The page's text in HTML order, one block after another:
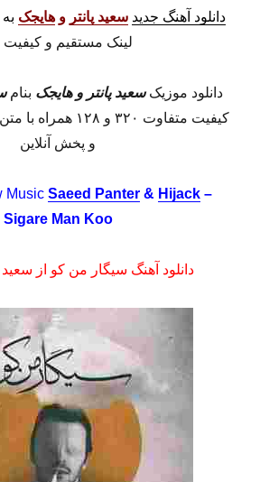
دانلود آهنگ جدید سعید پانتر و هایجک
لینک مستقیم و کیفیت
دانلود موزیکسعید پانتر و هایجک بنام
کیفیت متفاوت ۳۲۰ و ۱۲۸ همراه با متن آهنگ
و پخش آنلاین
Music Saeed Panter & Hijack –
Sigare Man Koo
دانلود آهنگ سیگار من کو از سعید